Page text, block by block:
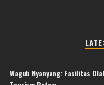
Wagub Nyanyang: Fasilitas